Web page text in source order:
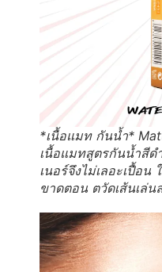
*เนื้อแมท กันน้ำ*
เนื้อแมทสูตรกันน้ำสีด
เนอร์จึงไม่เลอะเปื้อ
ขาดตอน ตวัดเส้นเล่น